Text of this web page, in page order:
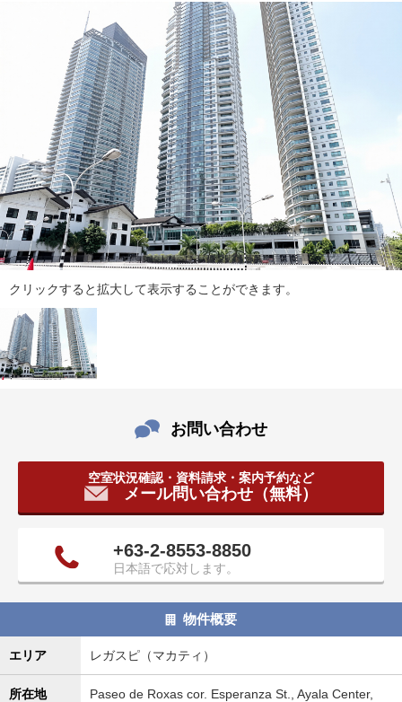
に
移
動
し
ま
す
本
に
移
動
ま
す
。
クリックすると拡大して表示することができます。
お問い合わせ
空室状況確認・資料請求・案内予約など
メール問い合わせ（無料）
+63-2-8553-8850
日本語で応対します。
物件概要
エリア レガスピ（マカティ）
所在地
Paseo de Roxas cor. Esperanza St., Ayala Center,